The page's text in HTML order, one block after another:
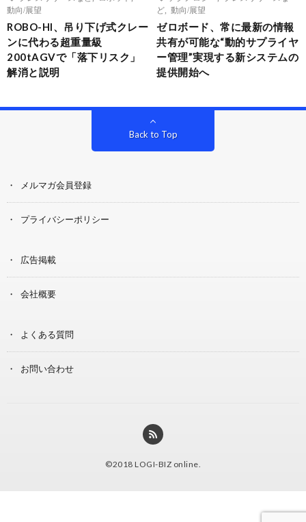
動向/展望
ROBO-HI、吊り下げ式クレー
ンに代わる超重量級
200tAGVで「落下リスク」
解消と説明
ど
動向/展望
ゼロボード、常に最新の情報
共有が可能な“動的サプライヤ
ー管理”実現する新システムの
提供開始へ
Back to Top
メルマガ会員登録
プライバシーポリシー
広告掲載
会社概要
よくある質問
お問い合わせ
©2018 LOGI-BIZ online